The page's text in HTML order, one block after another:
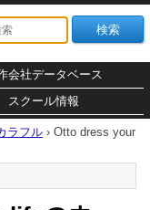
会社データベース
スクール情報
ラフル › Otto dress your